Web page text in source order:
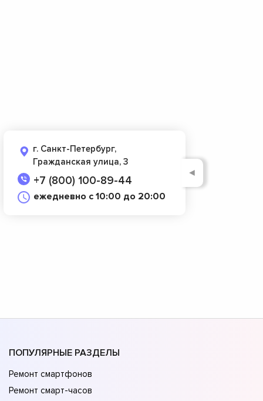
г. Санкт-Петербург,
Гражданская улица, 3
+7 (800) 100-89-44
ежедневно с 10:00 до 20:00
◄
ПОПУЛЯРНЫЕ РАЗДЕЛЫ
Ремонт смартфонов
Ремонт смарт-часов